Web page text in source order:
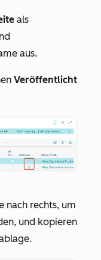
als
aus.
Veröffentlicht
nach rechts, um
und kopieren